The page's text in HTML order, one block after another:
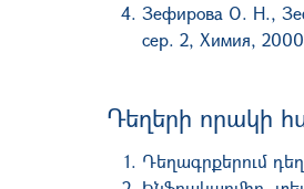
Зефирова О. Н.,
сер. 2, Химия,
Դեղերի որակի
Դեղագրքերում